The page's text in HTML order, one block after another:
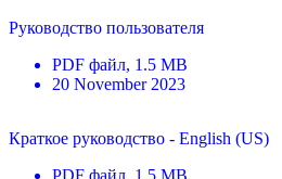
Руководство пользователя
PDF файл, 1.5 MB
20 November 2023
Краткое руководство - English (US)